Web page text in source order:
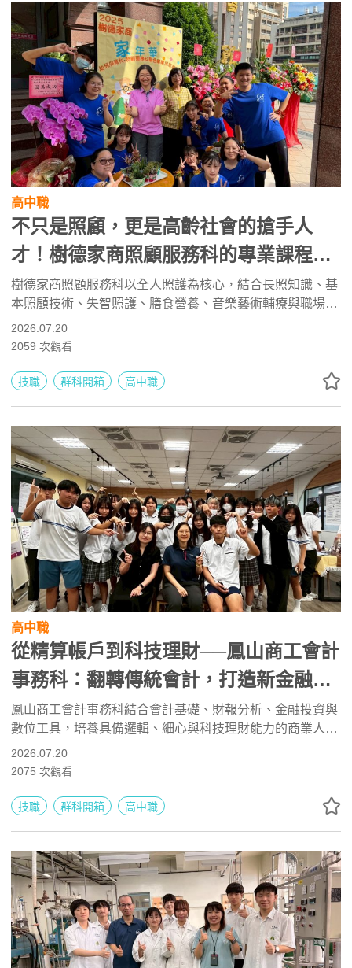
高中職
不只是照顧，更是高齡社會的搶手人
才！樹德家商照顧服務科的專業課程與
職涯發展
樹德家商照顧服務科以全人照護為核心，結合長照知識、基
本照顧技術、失智照護、膳食營養、音樂藝術輔療與職場實
習，培養具備專業技能、同理心與安全意識的照護人才。學
生可考取照顧服務員、CPR與電腦軟體證照，未來能升學護
家服務、長照機構及銀髮產業。
2026.07.20
2059 次觀看
技職 群科開箱 高中職
高中職
從精算帳戶到科技理財──鳳山商工會計
事務科：翻轉傳統會計，打造新金融時
代的數據職人
鳳山商工會計事務科結合會計基礎、財報分析、金融投資與
數位工具，培養具備邏輯、細心與科技理財能力的商業人
才。學生可考取會計資訊、電腦軟體應用與門市服務證照，
並透過專題研究、產業參訪及國稅局志工累積實務經驗，未
金融、零售與行政相關工作。
2026.07.20
2075 次觀看
技職 群科開箱 高中職